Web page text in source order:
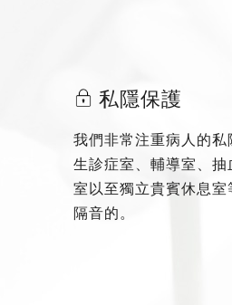
私隱保護
我們非常注重病人的私
生診症室、輔導室、抽
室以至獨立貴賓休息室
隔音的。